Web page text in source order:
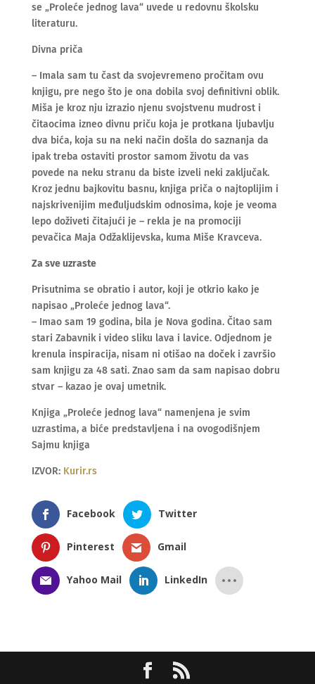
se „Proleće jednog lava“ uvede u redovnu školsku
literaturu.
Divna priča
– Imala sam tu čast da svojevremeno pročitam ovu
knjigu, pre nego što je ona dobila svoj definitivni oblik.
Miša je kroz nju izrazio njenu svojstvenu mudrost i
čitaocima izneo divnu priču koja je protkana ljubavlju
dva bića, koja su na neki način došla do saznanja da
ipak treba ostaviti prostor samom životu da vas
povede na neku stranu da biste izveli neki zaključak.
Kroz jednu bajkovitu basnu, knjiga priča o najtoplijim i
najskrivenijim međuljudskim odnosima, koje je veoma
lepo doživeti čitajući je – rekla je na promociji
pevačica Maja Odžaklijevska, kuma Miše Kravceva.
Za sve uzraste
Prisutnima se obratio i autor, koji je otkrio kako je
napisao „Proleće jednog lava“.
– Imao sam 19 godina, bila je Nova godina. Čitao sam
stari Zabavnik i video sliku lava i lavice. Odjednom je
krenula inspiracija, nisam ni otišao na doček i završio
sam knjigu za 48 sati. Znao sam da sam napisao dobru
stvar – kazao je ovaj umetnik.
Knjiga „Proleće jednog lava“ namenjena je svim
uzrastima, a biće predstavljena i na ovogodišnjem
Sajmu knjiga
IZVOR: Kurir.rs
Facebook Twitter
Pinterest Gmail
Yahoo Mail LinkedIn